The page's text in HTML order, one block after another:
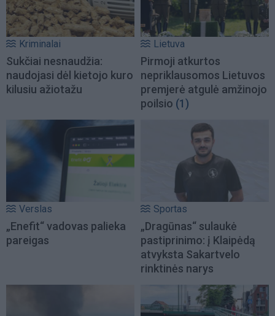
Kriminalai
Sukčiai nesnaudžia:
naudojasi dėl kietojo kuro
kilusiu ažiotažu
Lietuva
Pirmoji atkurtos
nepriklausomos Lietuvos
premjerė atgulė amžinojo
poilsio (1)
Verslas
„Enefit“ vadovas palieka
pareigas
Sportas
„Dragūnas“ sulaukė
pastiprinimo: į Klaipėdą
atvyksta Sakartvelo
rinktinės narys